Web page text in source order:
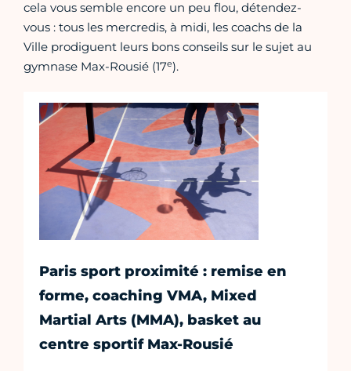
cela vous semble encore un peu flou, détendez-
vous : tous les mercredis, à midi, les coachs de la
Ville prodiguent leurs bons conseils sur le sujet au
gymnase Max-Rousié (17e).
Paris sport proximité : remise en
forme, coaching VMA, Mixed
Martial Arts (MMA), basket au
centre sportif Max-Rousié